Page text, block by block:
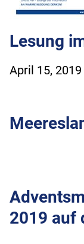
Lesung
April 15, 2019
2019 auf